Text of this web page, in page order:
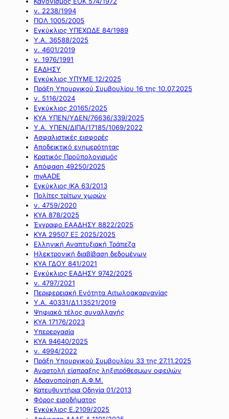
ν. 2238/1994
ΠΟΛ 1005/2005
Εγκύκλιος ΥΠΕΧΩΔΕ 84/1989
Υ.Α. 36588/2025
ν. 4601/2019
ν. 1976/1991
ΕΑΔΗΣΥ
Εγκύκλιος ΥΠΥΜΕ 12/2025
Πράξη Υπουργικού Συμβουλίου 16 της 10.07.2025
ν. 5116/2024
Εγκύκλιος 20165/2025
ΚΥΑ ΥΠΕΝ/ΥΔΕΝ/76636/339/2025
Υ.Α. ΥΠΕΝ/ΔΙΠΑ/17185/1069/2022
Ασφαλιστικές εισφορές
Αποδεικτικό ενημερότητας
Κρατικός Προϋπολογισμός
Απόφαση 49250/2025
myAADE
Εγκύκλιος ΙΚΑ 63/2013
Πολίτες τρίτων χωρών
ν. 4759/2020
ΚΥΑ 878/2025
Έγγραφο ΕΑΑΔΗΣΥ 8822/2025
ΚΥΑ 29507 ΕΞ 2025/2025
Ελληνική Αναπτυξιακή Τράπεζα
Ηλεκτρονική διαβίβαση δεδομένων
ΚΥΑ ΓΔΟΥ 841/2021
Εγκύκλιος ΕΑΔΗΣΥ 9742/2025
ν. 4797/2021
Περιφερειακή Ενότητα Αιτωλοακαρνανίας
Υ.Α. 40331/Δ1.13521/2019
Ψηφιακό τέλος συναλλαγής
ΚΥΑ 17176/2023
Υπερεργασία
ΚΥΑ 94640/2025
ν. 4994/2022
Πράξη Υπουργικού Συμβουλίου 33 της 27.11.2025
Αναστολή είσπραξης ληξιπρόθεσμων οφειλών
Αδρανοποίηση Α.Φ.Μ.
Κατευθυντήρια Οδηγία 01/2013
Φόρος εισοδήματος
Εγκύκλιος Ε.2109/2025